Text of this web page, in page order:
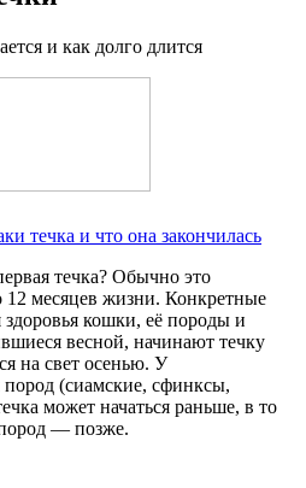
и как долго длится
течка и что она закончилась
течка? Обычно это
12 месяцев жизни. Конкретные
здоровья кошки, её породы и
весной, начинают течку
на свет осенью. У
пород (сиамские, сфинксы,
может начаться раньше, в то
— позже.